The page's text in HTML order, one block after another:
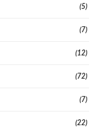
(5)
(7)
(12)
(72)
(7)
(22)